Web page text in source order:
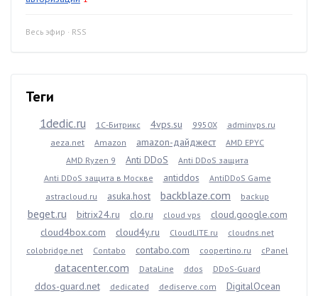
Весь эфир · RSS
Теги
1dedic.ru 1С-Битрикс 4vps.su 9950X
adminvps.ru
aeza.net
Amazon amazon-дайджест
AMD EPYC
AMD Ryzen 9
Anti DDoS
Anti DDoS защита
Anti DDoS защита в Москве
antiddos
AntiDDoS Game
astracloud.ru
asuka.host backblaze.com backup
beget.ru bitrix24.ru clo.ru cloud vps
cloud.google.com
cloud4box.com
cloud4y.ru CloudLITE.ru
cloudns.net
colobridge.net
Contabo contabo.com coopertino.ru cPanel
datacenter.com DataLine ddos DDoS-Guard
ddos-guard.net dedicated dediserve.com DigitalOcean